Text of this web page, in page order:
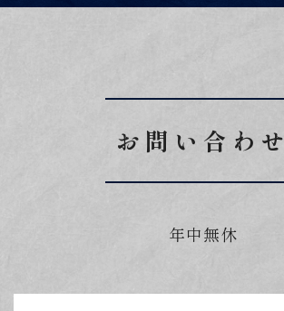
お問い合わせ
年中無休